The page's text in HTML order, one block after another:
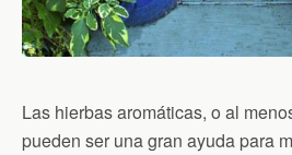
Las hierbas aromáticas, o al
pueden ser una gran ayuda para